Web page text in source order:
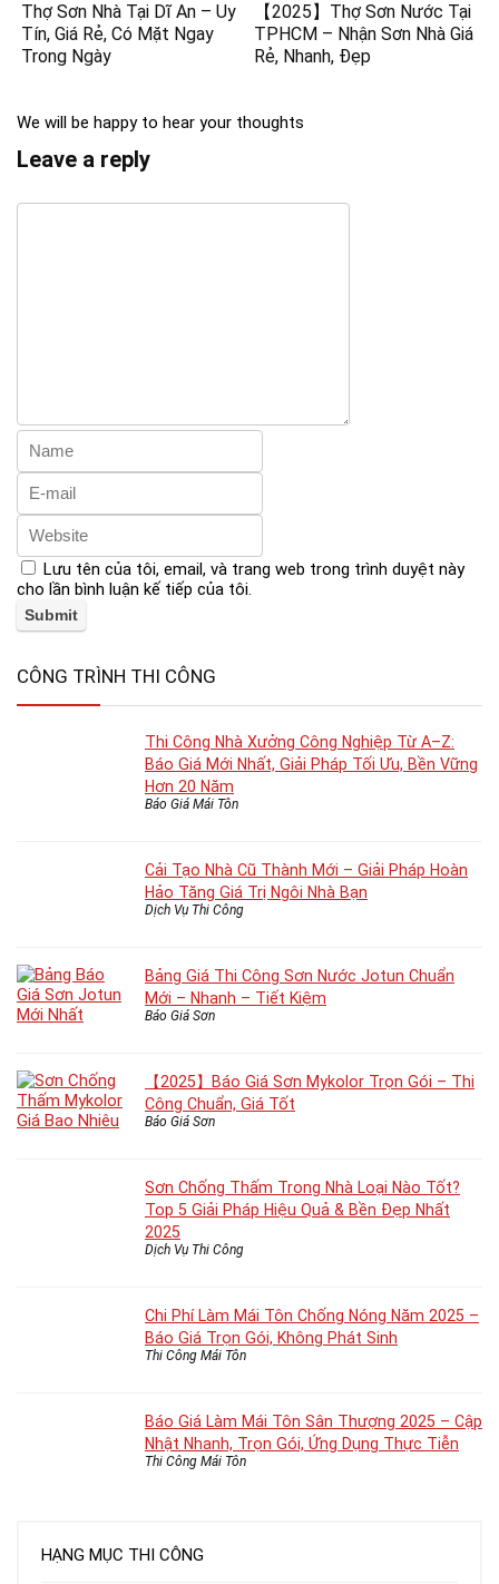
Thợ Sơn Nhà Tại Dĩ An – Uy
Tín, Giá Rẻ, Có Mặt Ngay
Trong Ngày
【2025】Thợ Sơn Nước Tại
TPHCM – Nhận Sơn Nhà Giá
Rẻ, Nhanh, Đẹp
We will be happy to hear your thoughts
Leave a reply
Lưu tên của tôi, email, và trang web trong trình duyệt này
cho lần bình luận kế tiếp của tôi.
CÔNG TRÌNH THI CÔNG
Thi Công Nhà Xưởng Công Nghiệp Từ A–Z:
Báo Giá Mới Nhất, Giải Pháp Tối Ưu, Bền Vững
Hơn 20 Năm
Báo Giá Mái Tôn
Cải Tạo Nhà Cũ Thành Mới – Giải Pháp Hoàn
Hảo Tăng Giá Trị Ngôi Nhà Bạn
Dịch Vụ Thi Công
Bảng Giá Thi Công Sơn Nước Jotun Chuẩn
Mới – Nhanh – Tiết Kiệm
Báo Giá Sơn
【2025】Báo Giá Sơn Mykolor Trọn Gói – Thi
Công Chuẩn, Giá Tốt
Báo Giá Sơn
Sơn Chống Thấm Trong Nhà Loại Nào Tốt?
Top 5 Giải Pháp Hiệu Quả & Bền Đẹp Nhất
2025
Dịch Vụ Thi Công
Chi Phí Làm Mái Tôn Chống Nóng Năm 2025 –
Báo Giá Trọn Gói, Không Phát Sinh
Thi Công Mái Tôn
Báo Giá Làm Mái Tôn Sân Thượng 2025 – Cập
Nhật Nhanh, Trọn Gói, Ứng Dụng Thực Tiễn
Thi Công Mái Tôn
HẠNG MỤC THI CÔNG